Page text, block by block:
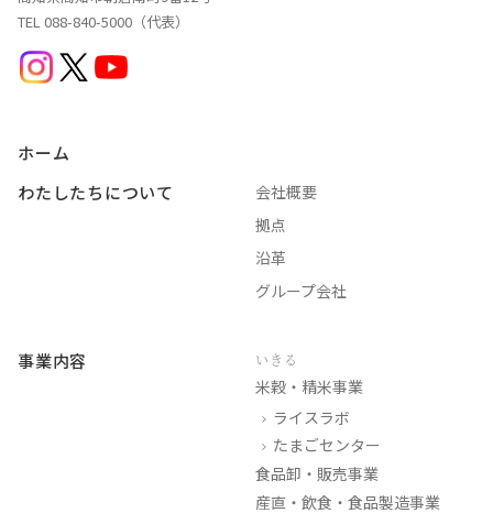
TEL 088-840-5000（代表）
ホーム
わたしたちについて
会社概要
拠点
沿革
グループ会社
事業内容 いきる
米穀・精米事業
ライスラボ
たまごセンター
食品卸・販売事業
産直・飲食・食品製造事業